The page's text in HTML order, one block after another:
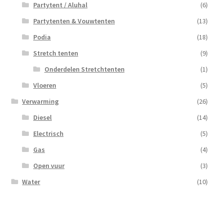
Partytent / Aluhal
(6)
Partytenten & Vouwtenten
(13)
Podia
(18)
Stretch tenten
(9)
Onderdelen Stretchtenten
(1)
Vloeren
(5)
Verwarming
(26)
Diesel
(14)
Electrisch
(5)
Gas
(4)
Open vuur
(3)
Water
(10)